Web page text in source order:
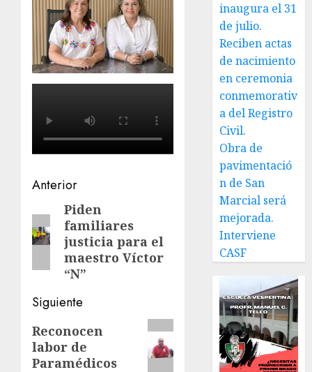
Navegación
de
entradas
Anterior
Entrada
anterior:
Piden
familiares
justicia para el
maestro Víctor
“N”
Siguiente
Siguiente
entrada:
Reconocen
labor de
Paramédicos
inaugura el 31
de julio.
Reciben actas
de nacimiento
en ceremonia
conmemorativ
a del Registro
Civil.
Obra de
pavimentació
n de San
Marcial será
mejorada.
Interviene
CASF